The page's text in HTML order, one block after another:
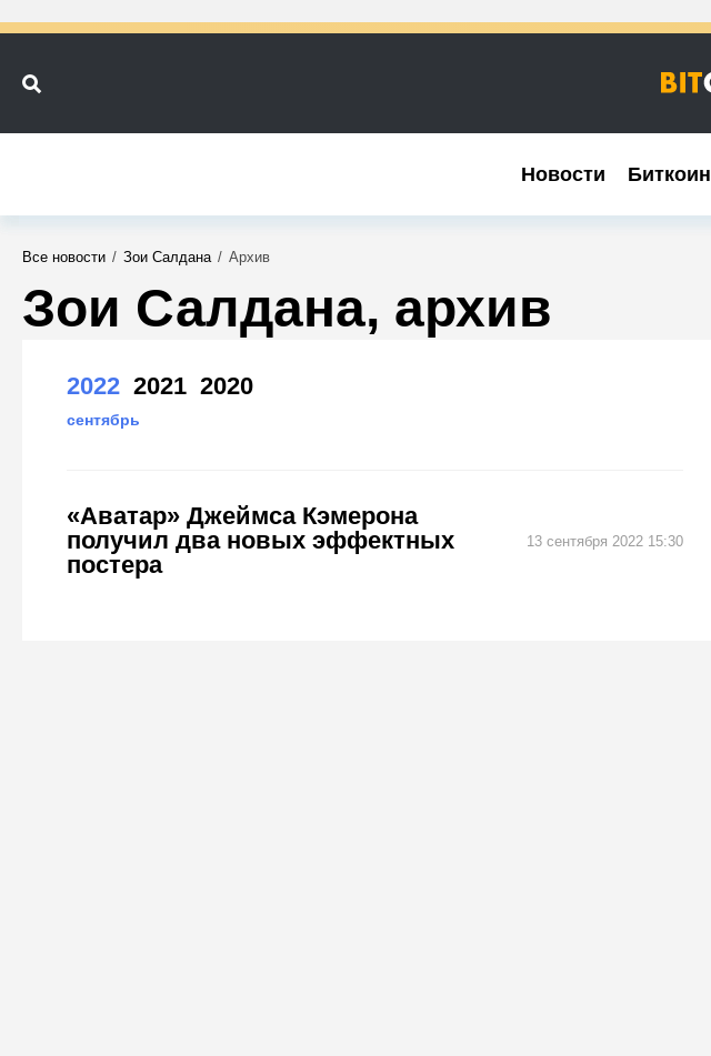
Новости Биткоин
Новости Биткоин
Все новости / Зои Салдана / Архив
Зои Салдана, архив
2022 2021 2020
сентябрь
«Аватар» Джеймса Кэмерона
получил два новых эффектных
постера
13 сентября 2022 15:30